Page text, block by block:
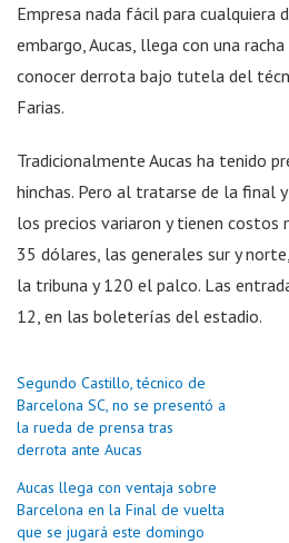
Empresa nada fácil para cualquiera
embargo, Aucas, llega con una
conocer derrota bajo tutela del
Farias.
Tradicionalmente Aucas ha tenido
hinchas. Pero al tratarse de la final
los precios variaron y tienen costos
35 dólares, las generales sur y
la tribuna y 120 el palco. Las
12, en las boleterías del estadio.
Segundo Castillo, técnico de
Barcelona SC, no se presentó a
la rueda de prensa tras
derrota ante Aucas
Aucas llega con ventaja sobre
Barcelona en la Final de vuelta
que se jugará este domingo